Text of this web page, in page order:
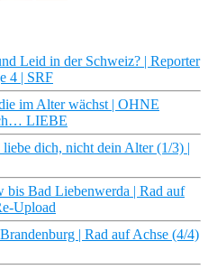
Leid in der Schweiz? | Reporter
4 | SRF
im Alter wächst | OHNE
LIEBE
dich, nicht dein Alter (1/3) |
bis Bad Liebenwerda | Rad auf
Upload
| Rad auf Achse (4/4)